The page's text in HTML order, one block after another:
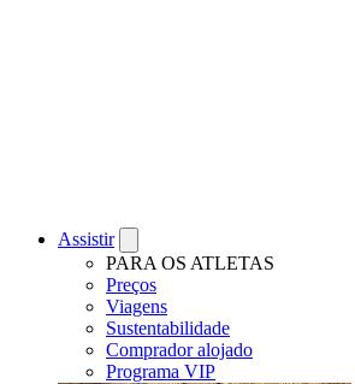
Assistir
PARA OS ATLETAS
Preços
Viagens
Sustentabilidade
Comprador alojado
Programa VIP